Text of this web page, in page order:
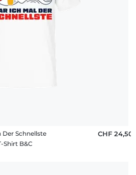
Der Schnellste
Shirt B&C
CHF 24,50